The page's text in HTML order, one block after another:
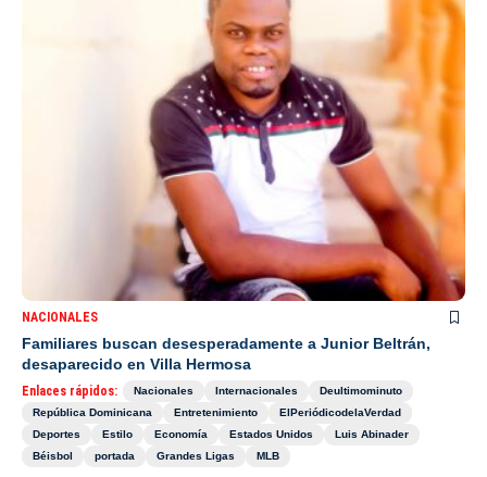
NACIONALES
Familiares buscan desesperadamente a Junior Beltrán,
desaparecido en Villa Hermosa
Enlaces rápidos: Nacionales Internacionales
Deultimominuto
República Dominicana
Entretenimiento
ElPeriódicodelaVerdad
Deportes
Estilo Economía Estados Unidos
Luis Abinader
Béisbol
portada Grandes Ligas MLB